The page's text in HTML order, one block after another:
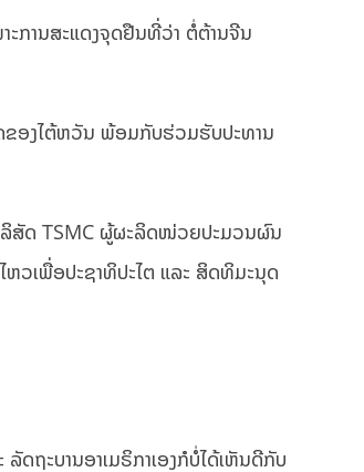
ະການສະແດງຈຸດຢືນທີ່ວ່າ ຕໍ່ຕ້ານຈີນ
ດຂອງໄຕ້ຫວັນ ພ້ອມກັບຮ່ວມຮັບປະທານ
ລິສັດ TSMC ຜູ້ຜະລິດໜ່ວຍປະມວນຜົນ
ຫວເພື່ອປະຊາທິປະໄຕ ແລະ ສິດທິມະນຸດ
ດຖະບານອາເມຣິກາເອງກໍບໍ່ໄດ້ເຫັນດີກັບ